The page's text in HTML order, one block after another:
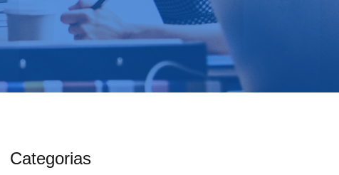
Categorias